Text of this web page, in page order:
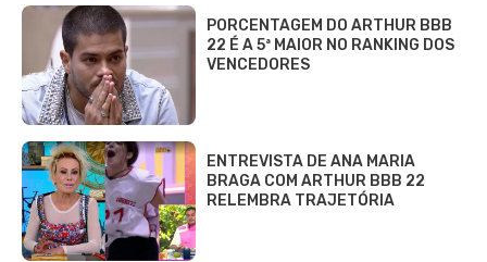
PORCENTAGEM DO ARTHUR BBB
22 É A 5ª MAIOR NO RANKING DOS
VENCEDORES
ENTREVISTA DE ANA MARIA
BRAGA COM ARTHUR BBB 22
RELEMBRA TRAJETÓRIA